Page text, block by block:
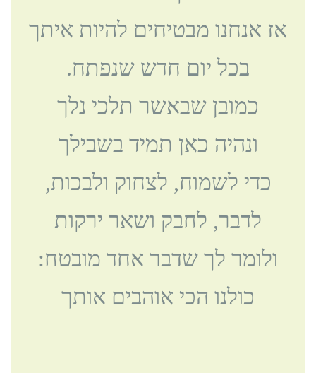
אז אנחנו מבטיחים להיות איתך
בכל יום חדש שנפתח.
כמובן שבאשר תלכי נלך
ונהיה כאן תמיד בשבילך
כדי לשמוח, לצחוק ולבכות,
לדבר, לחבק ושאר ירקות
ולומר לך שדבר אחד מובטח:
כולנו הכי אוהבים אותך